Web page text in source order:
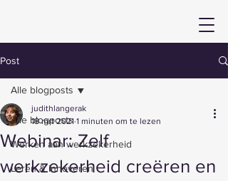
Post
Alle blogposts
Werken aan werkzekerheid
Leren & innoveren
Alle blogposts
Webinar: Zelf
werkzekerheid creëren en
judithlangerak
18 mrt 2021 1 minuten om te lezen